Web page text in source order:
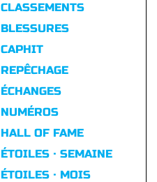
CLASSEMENTS
BLESSURES
CAPHIT
REPÊCHAGE
ÉCHANGES
NUMÉROS
HALL OF FAME
ÉTOILES · SEMAINE
ÉTOILES · MOIS